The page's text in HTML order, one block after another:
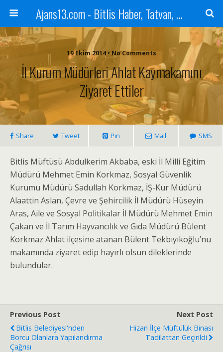
Ajans13.com - Bitlis Haber, Tatvan, Ahlat, Adilcevaz, Mutki, Hizan, Güroymak, Gazete, Ajans, 13, Haber
19 Ekim 2014 • No Comments
İl Kurum Müdürleri Ahlat Kaymakamını
Ziyaret Ettiler
Share Tweet Pin Mail SMS
Bitlis Müftüsü Abdulkerim Akbaba, eski İl Milli Eğitim
Müdürü Mehmet Emin Korkmaz, Sosyal Güvenlik
Kurumu Müdürü Sadullah Korkmaz, İŞ-Kur Müdürü
Alaattin Aslan, Çevre ve Şehircilik İl Müdürü Hüseyin
Aras, Aile ve Sosyal Politikalar İl Müdürü Mehmet Emin
Çakan ve İl Tarım Hayvancılık ve Gıda Müdürü Bülent
Korkmaz Ahlat ilçesine atanan Bülent Tekbıyıkoğlu’nu
makamında ziyaret edip hayırlı olsun dileklerinde
bulundular.
Previous Post
Bitlis Belediyesi'nden
Borcu Olanlara Yapılandırma
Çağrısı
Next Post
Hizan İlçe Müftülük Binası
Tadilattan Geçirildi